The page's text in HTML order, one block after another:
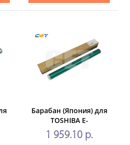
163/182/232/282
Барабан (Япония) для
TOSHIBA E-
Studio2006/2306/2506/2007/
(CET), 50000 стр., CET7402
1 959.10 р.